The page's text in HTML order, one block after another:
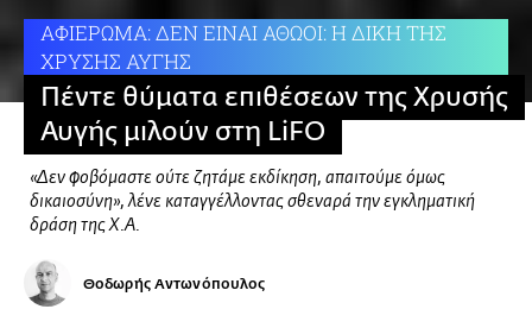
ΑΦΙΕΡΩΜΑ: ΔΕΝ ΕΙΝΑΙ ΑΘΩΟΙ: Η ΔΙΚΗ ΤΗΣ
ΧΡΥΣΗΣ ΑΥΓΗΣ
Πέντε θύματα επιθέσεων της Χρυσής
Αυγής μιλούν στη LiFO
«Δεν φοβόμαστε ούτε ζητάμε εκδίκηση, απαιτούμε όμως
δικαιοσύνη», λένε καταγγέλλοντας σθεναρά την εγκληματική
δράση της Χ.Α.
Θοδωρής Αντωνόπουλος